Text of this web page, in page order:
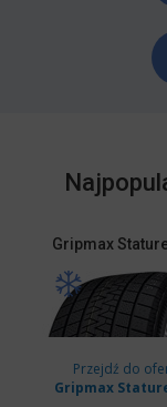
Gripmax
Przejdź do
Gripmax